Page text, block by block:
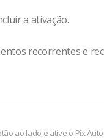
a ativação.
recorrentes e
ao lado e ative o Pix